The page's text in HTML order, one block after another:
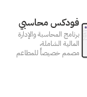
فودكس محاسبي
برنامج المحاسبة والإدارة
المالية الشاملة،
مصمم خصيصاً للمطاعم